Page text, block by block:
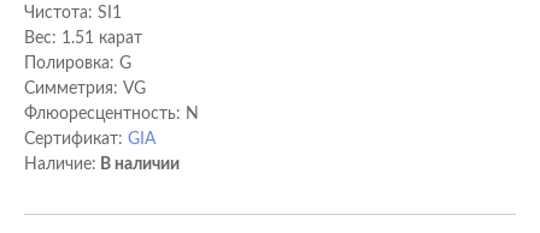
Чистота: SI1
Вес: 1.51 карат
Полировка: G
Cимметрия: VG
Флюоресцентность: N
Сертификат: GIA
Наличие: В наличии